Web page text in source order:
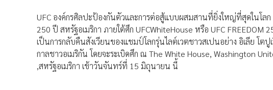
UFC องค์กรศิลปะป้องกันตัวและการต่อสู้แบบผสมสานที่ยิ่งใหญ่ที่สุดในโลก
250 ปี สหรัฐอเมริกา ภายใต้ศึก UFCWhiteHouse หรือ UFC FREEDOM
เป็นการกลับคืนสังเวียนของแชมป์โลกรุ่นไลต์เวตชาวสเปนอย่าง อิเลีย โ
กาลชาวอเมริกัน โดยจะระเบิดศึก ณ The White House, Washington
,สหรัฐอเมริกา เช้าวันจันทร์ที่ 15 มิถุนายน นี้